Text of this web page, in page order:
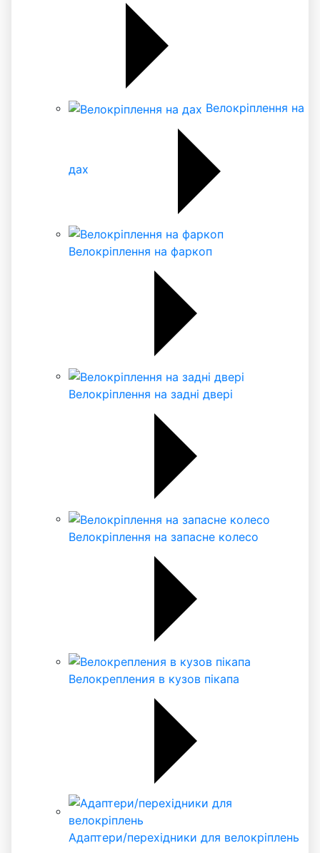
Велокріплення на
дах
Велокріплення на фаркоп
Велокріплення на задні двері
Велокріплення на запасне колесо
Велокрепления в кузов пікапа
Адаптери/перехідники для велокріплень